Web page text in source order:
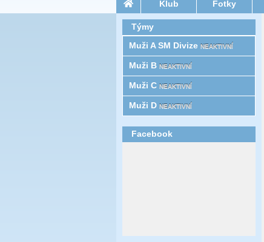
Klub Fotky
Týmy
Muži A SM Divize NEAKTIVNÍ
Muži B NEAKTIVNÍ
Muži C NEAKTIVNÍ
Muži D NEAKTIVNÍ
Facebook